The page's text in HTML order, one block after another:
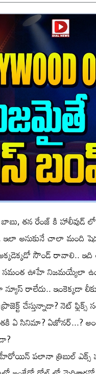
తన రేంజ్ కి హాలీవుడ్
అనుకునే చాలా మంది
సౌండ్ రావాలి..
ఊహే నిజమయ్యేలా
న్యూస్ రాలేదు..
చేస్తున్నాడా? నెట్
ఏ సినిమా? ఏజోనర్...?
హీరోయిన్ పలానా త్రిబుల్